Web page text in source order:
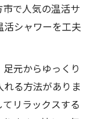
るコツと工夫
ワーの活用術
善できる
善の場に変え
健康ケア法
で人気の温活サ
シャワーを工夫
元からゆっくり
る方法がありま
リラックスする